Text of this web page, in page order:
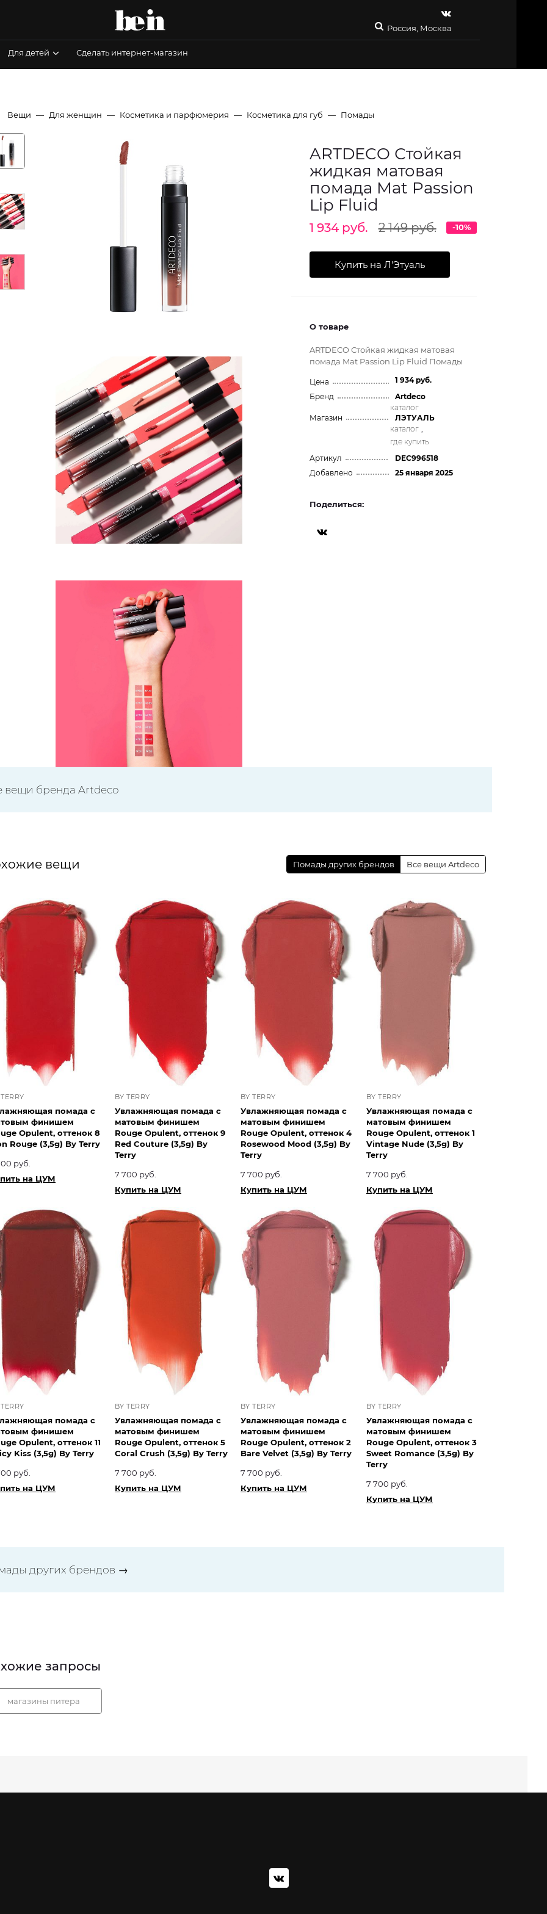
Россия, Москва
Для детей Сделать интернет-магазин
Вещи Для женщин Косметика и парфюмерия Косметика для губ Помады
ARTDECO Стойкая
жидкая матовая
помада Mat Passion
Lip Fluid
1 934 руб. 2 149 руб. -10%
Купить на Л'Этуаль
О товаре
ARTDECO Стойкая жидкая матовая
помада Mat Passion Lip Fluid Помады
Цена
1 934 руб.
Бренд
Artdeco
каталог
Магазин
ЛЭТУАЛЬ
каталог ,
где купить
Артикул
DEC996518
Добавлено
25 января 2025
Поделиться:
вещи бренда Artdeco
вещи Помады других брендов Все вещи Artdeco
помада с
финишем
Opulent, оттенок 8
Rouge (3,5g) By Terry
руб.
на ЦУМ
BY TERRY
Увлажняющая помада с
матовым финишем
Rouge Opulent, оттенок 9
Red Couture (3,5g) By
Terry
7 700 руб.
Купить на ЦУМ
BY TERRY
Увлажняющая помада с
матовым финишем
Rouge Opulent, оттенок 4
Rosewood Mood (3,5g) By
Terry
7 700 руб.
Купить на ЦУМ
BY TERRY
Увлажняющая помада с
матовым финишем
Rouge Opulent, оттенок 1
Vintage Nude (3,5g) By
Terry
7 700 руб.
Купить на ЦУМ
помада с
финишем
Opulent, оттенок 11
Kiss (3,5g) By Terry
руб.
на ЦУМ
BY TERRY
Увлажняющая помада с
матовым финишем
Rouge Opulent, оттенок 5
Coral Crush (3,5g) By Terry
7 700 руб.
Купить на ЦУМ
BY TERRY
Увлажняющая помада с
матовым финишем
Rouge Opulent, оттенок 2
Bare Velvet (3,5g) By Terry
7 700 руб.
Купить на ЦУМ
BY TERRY
Увлажняющая помада с
матовым финишем
Rouge Opulent, оттенок 3
Sweet Romance (3,5g) By
Terry
7 700 руб.
Купить на ЦУМ
других брендов →
запросы
магазины питера